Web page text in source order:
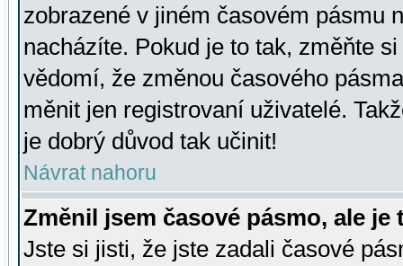
zobrazené v jiném časovém pásmu
nacházíte. Pokud je to tak, změňte
vědomí, že změnou časového
měnit jen registrovaní uživatelé.
je dobrý důvod tak učinit!
Návrat nahoru
Změnil jsem časové pásmo, ale je
Jste si jisti, že jste zadali časové